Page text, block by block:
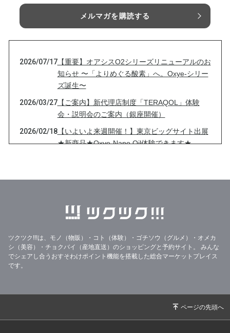
メルマガを購読する
2026/07/17【重要】オアシスO2シリーズリニューアルのお
知らせ 〜「よりめぐる酸素」へ。Oxye-シリー
ズ誕生〜
2026/03/27【ご案内】新代理店制度「TERAQOL」体験
会・説明会のご案内（銀座開催）
2026/02/18【いよいよ来週開催！】東京ビッグサイト出展
★新商品★Oxye-Nano Oil体験できます★
【東京ビッグサイト出展決定！】12/16〜18開
せ
2025/09/16 【本日スタート】＼＼ありがとう2周年！TERA
すチャンス！TERAQOL®2周年フェア直前情報
✨
ツクツク!!!は、モノ（物販）・コト（体験）・ゴチソウ（グルメ）・オメカ
シ（美容）・チョクバイ（産地直送）のショッピングと予約サイト。
みんな
でシェアし合うおすそわけポイント機能を搭載した総合マーケットプレイス
です。